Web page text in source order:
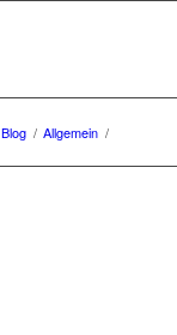
Blog / Allgemein /